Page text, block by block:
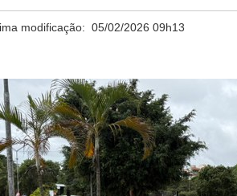
modificação:05/02/2026 09h13